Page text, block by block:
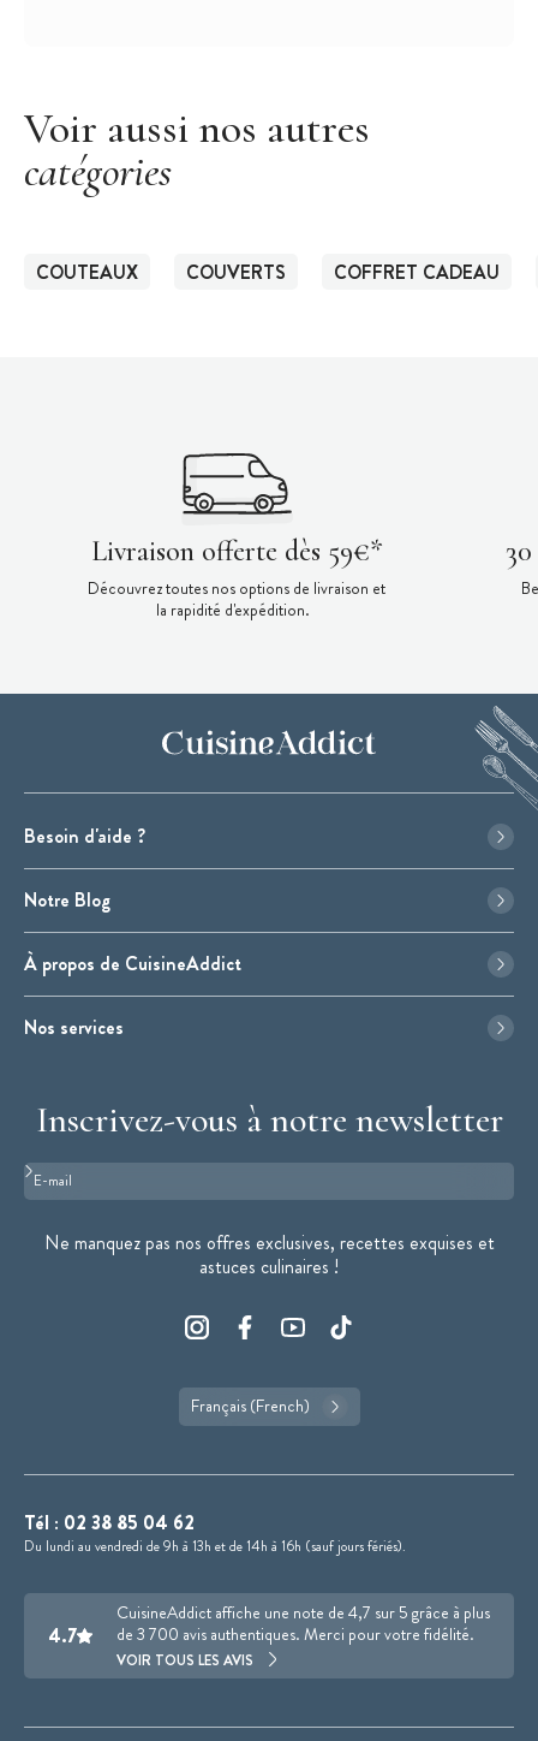
Voir aussi nos autres
catégories
COUTEAUX COUVERTS COFFRET CADEAU
Livraison offerte dès 59€*
Découvrez toutes nos options de livraison et
la rapidité d'expédition.
Besoin d'aide ?
Notre Blog
À propos de CuisineAddict
Nos services
Inscrivez-vous à notre newsletter
Format : adresse@email.com
Ne manquez pas nos offres exclusives, recettes exquises et
astuces culinaires !
Français (French)
Tél : 02 38 85 04 62
Du lundi au vendredi de 9h à 13h et de 14h à 16h (sauf jours fériés).
4.7
CuisineAddict affiche une note de 4,7 sur 5 grâce à plus
de 3 700 avis authentiques. Merci pour votre fidélité.
VOIR TOUS LES AVIS